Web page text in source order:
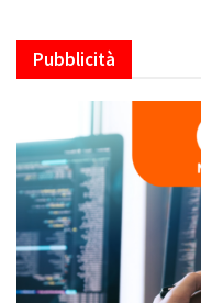
Pubblicità